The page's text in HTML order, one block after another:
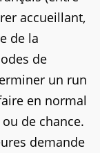
accueillant,
de la
de
un run
en normal
de chance.
demande